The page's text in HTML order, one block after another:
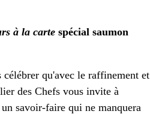
à la carte spécial saumon
qu'avec le raffinement et
des Chefs vous invite à
savoir-faire qui ne manquera